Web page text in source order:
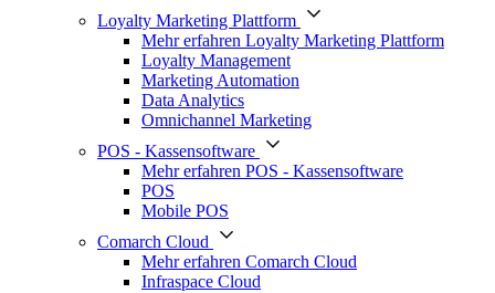
Loyalty Marketing Plattform
Mehr erfahren Loyalty Marketing Plattform
Loyalty Management
Marketing Automation
Data Analytics
Omnichannel Marketing
POS - Kassensoftware
Mehr erfahren POS - Kassensoftware
POS
Mobile POS
Comarch Cloud
Mehr erfahren Comarch Cloud
Infraspace Cloud